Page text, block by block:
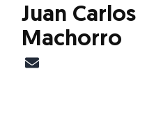
Juan Carlos
Machorro